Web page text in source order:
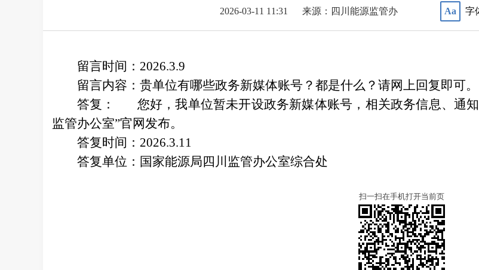
2026-03-11 11:31 来源：四川能源监管办 Aa 字
留言时间：2026.3.9
留言内容：贵单位有哪些政务新媒体账号？都是什么？请网上回复即可。
答复：
您好，我单位暂未开设政务新媒体账号，相关政务信息、通
监管办公室”官网发布。
答复时间：2026.3.11
答复单位：国家能源局四川监管办公室综合处
扫一扫在手机打开当前页